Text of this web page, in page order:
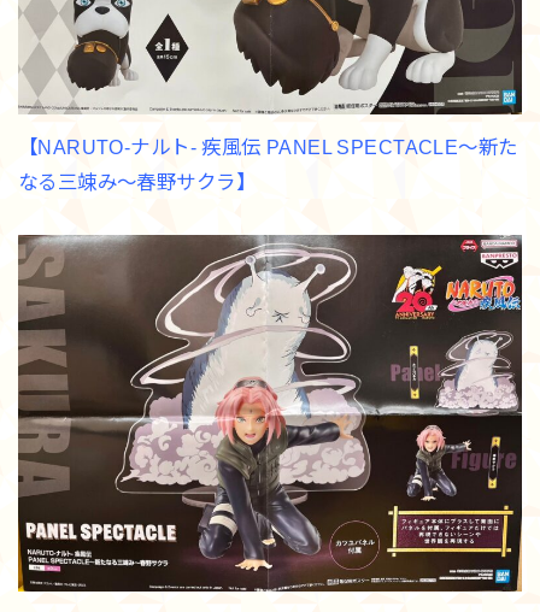
【NARUTO-ナルト- 疾風伝 PANEL SPECTACLE～新た
なる三竦み～春野サクラ】